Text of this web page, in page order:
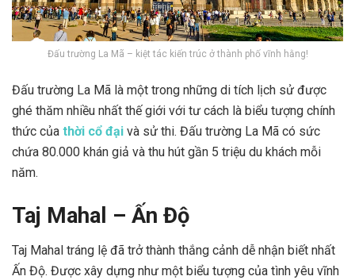
Đấu trường La Mã – kiệt tác kiến trúc ở thành phố vĩnh hằng!
Đấu trường La Mã là một trong những di tích lịch sử được
ghé thăm nhiều nhất thế giới với tư cách là biểu tượng chính
thức của thời cổ đại và sử thi. Đấu trường La Mã có sức
chứa 80.000 khán giả và thu hút gần 5 triệu du khách mỗi
năm.
Taj Mahal – Ấn Độ
Taj Mahal tráng lệ đã trở thành thắng cảnh dễ nhận biết nhất
Ấn Độ. Được xây dựng như một biểu tượng của tình yêu vĩnh